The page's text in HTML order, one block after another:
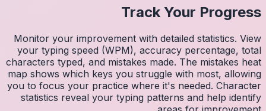
Monitor
your
map
you to